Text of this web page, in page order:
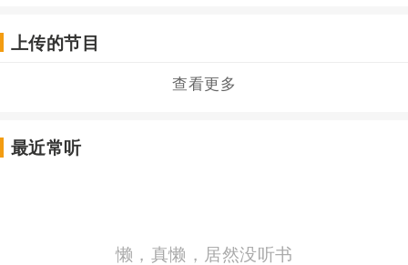
上传的节目
查看更多
最近常听
懒，真懒，居然没听书